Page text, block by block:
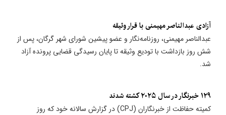
آزادی عبدالناصر مهیمنی با قرار وثیقه
عبدالناصر مهیمنی، روزنامه‌نگار و عضو پیشین شورای شهر گرگان، پس از
شش روز بازداشت با تودیع وثیقه تا پایان رسیدگی قضایی پرونده آزاد
شد.
۱۲۹ خبرنگار در سال ۲۰۲۵ کشته شدند
کمیته حفاظت از خبرنگاران (CPJ) در گزارش سالانه خود که روز